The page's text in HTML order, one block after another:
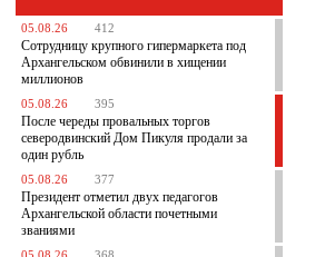
05.08.26 412
Сотрудницу крупного гипермаркета под
Архангельском обвинили в хищении
миллионов
05.08.26 395
После череды провальных торгов
северодвинский Дом Пикуля продали за
один рубль
05.08.26 377
Президент отметил двух педагогов
Архангельской области почетными
званиями